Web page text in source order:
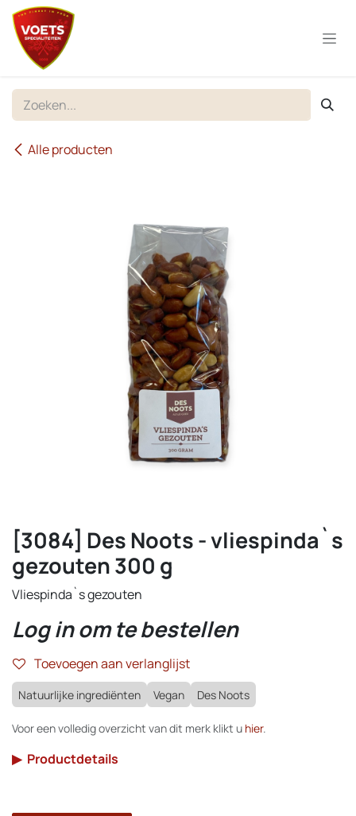
Overslaan naar inhoud
Alle producten
[3084] Des Noots - vliespinda`s
gezouten 300 g
Vliespinda`s gezouten
Log in om te bestellen
Toevoegen aan verlanglijst
Natuurlijke ingrediënten Vegan Des Noots
Voor een volledig overzicht van dit merk klikt u hier.
▶ Productdetails